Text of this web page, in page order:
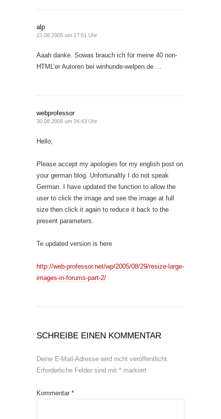
alp
23.08.2005 um 17:51 Uhr
Aaah danke. Sowas brauch ich für meine 40 non-
HTML’er Autoren bei winhunde-welpen.de …
webprofessor
30.08.2005 um 04:43 Uhr
Hello,
Please accept my apologies for my english post on
your german blog. Unfortunaltly I do not speak
German. I have updated the function to allow the
user to click the image and see the image at full
size then click it again to reduce it back to the
present parameters.
Te updated version is here
http://web-professor.net/wp/2005/08/29/resize-large-
images-in-forums-part-2/
SCHREIBE EINEN KOMMENTAR
Deine E-Mail-Adresse wird nicht veröffentlicht.
Erforderliche Felder sind mit * markiert
Kommentar *